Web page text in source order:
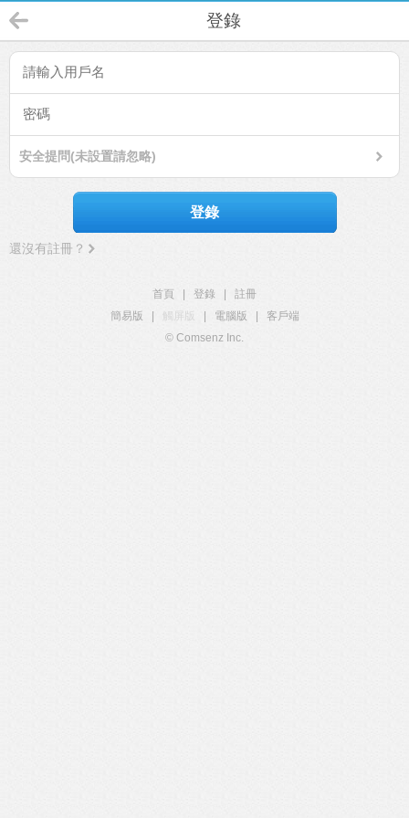
登錄
安全提問(未設置請忽略)
登錄
還沒有註冊？
首頁 登錄
註冊
簡易版
觸屏版 電腦版
客戶端
© Comsenz Inc.